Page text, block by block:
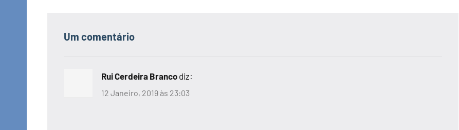
Um comentário
Rui Cerdeira Branco diz:
12 Janeiro, 2019 às 23:03